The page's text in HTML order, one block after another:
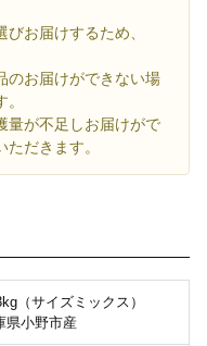
お届けするため、
のお届けができない場
量が不足しお届けがで
だきます。
（サイズミックス）
県小野市産